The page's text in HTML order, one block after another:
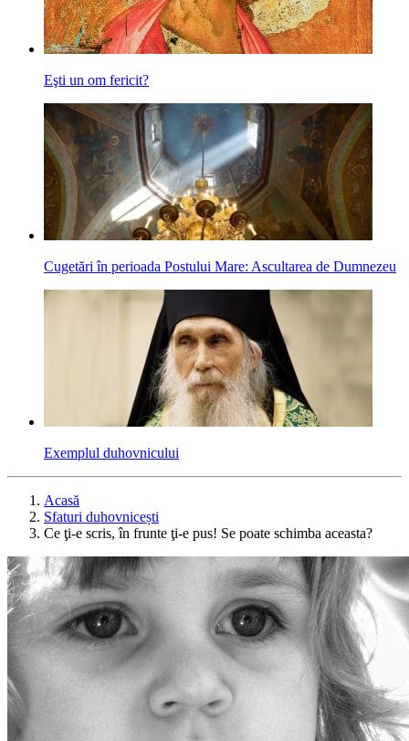
Eşti un om fericit?
Cugetări în perioada Postului Mare: Ascultarea de Dumnezeu
Exemplul duhovnicului
Acasă
Sfaturi duhovnicești
Ce ţi-e scris, în frunte ţi-e pus! Se poate schimba aceasta?